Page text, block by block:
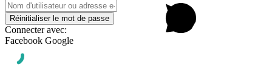
Réinitialiser le mot de passe
Connecter avec:
Facebook Google